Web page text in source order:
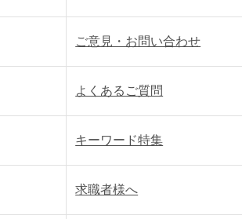
ご意見・お問い合わせ
よくあるご質問
キーワード特集
求職者様へ